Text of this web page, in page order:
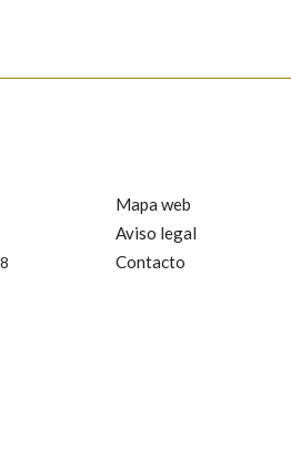
Persoal, a Real Academia Galega informa a
de carácter persoal, que estes datos
dos seus datos poñéndose en contacto
Mapa web
Aviso legal
Contacto